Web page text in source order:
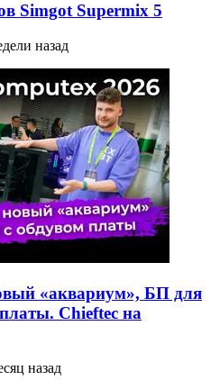
Simgot Supermix 5
назад
«аквариум», БП для
Chieftec на
назад